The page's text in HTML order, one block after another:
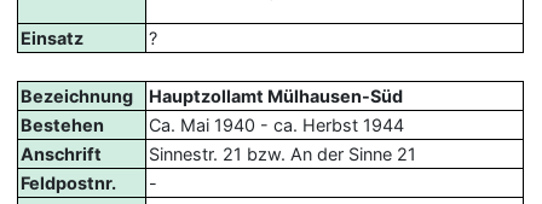
Einsatz ?
Bezeichnung
Hauptzollamt Mülhausen-Süd
Bestehen
Ca. Mai 1940 - ca. Herbst 1944
Anschrift
Sinnestr. 21 bzw. An der Sinne 21
Feldpostnr.
-